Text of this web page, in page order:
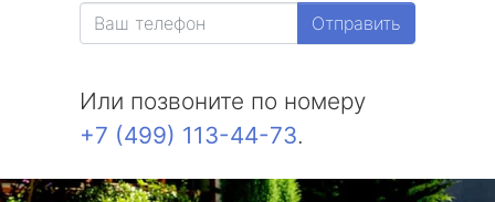
Отправить
Или позвоните по номеру
+7 (499) 113-44-73.